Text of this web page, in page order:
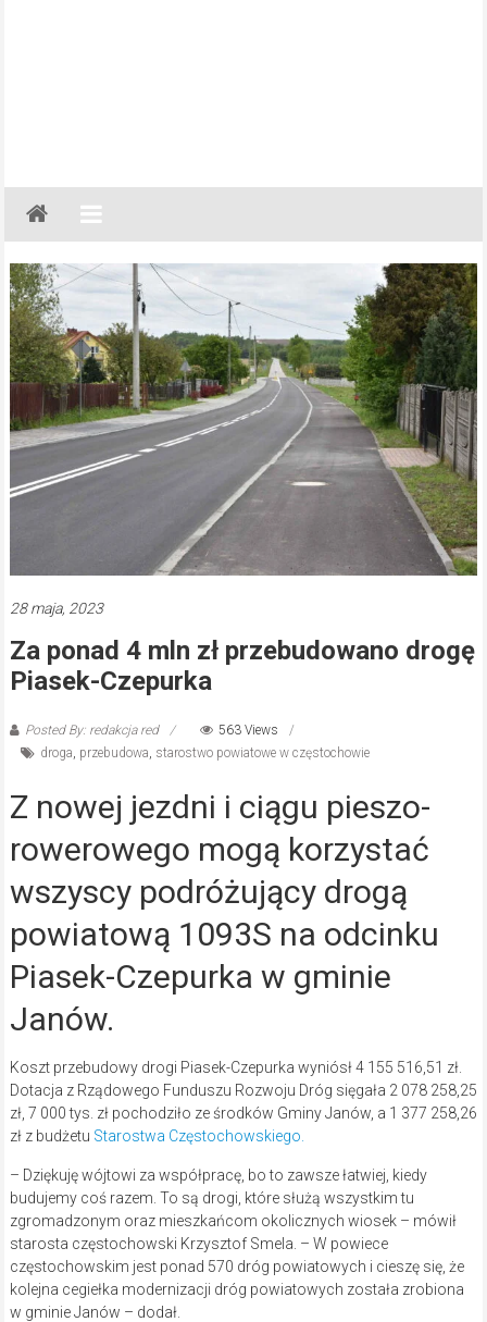
Gazeta
Regionalna
Częstochowa,
Kłobuck,
Lubliniec,
Myszków
28 maja, 2023
Za ponad 4 mln zł przebudowano drogę
Piasek-Czepurka
Posted By: redakcja red
563 Views
droga, przebudowa, starostwo powiatowe w częstochowie
Z nowej jezdni i ciągu pieszo-
rowerowego mogą korzystać
wszyscy podróżujący drogą
powiatową 1093S na odcinku
Piasek-Czepurka w gminie
Janów.
Koszt przebudowy drogi Piasek-Czepurka wyniósł 4 155 516,51 zł.
Dotacja z Rządowego Funduszu Rozwoju Dróg sięgała 2 078 258,25
zł, 7 000 tys. zł pochodziło ze środków Gminy Janów, a 1 377 258,26
zł z budżetu Starostwa Częstochowskiego.
– Dziękuję wójtowi za współpracę, bo to zawsze łatwiej, kiedy
budujemy coś razem. To są drogi, które służą wszystkim tu
zgromadzonym oraz mieszkańcom okolicznych wiosek – mówił
starosta częstochowski Krzysztof Smela. – W powiece
częstochowskim jest ponad 570 dróg powiatowych i cieszę się, że
kolejna cegiełka modernizacji dróg powiatowych została zrobiona
w gminie Janów – dodał.